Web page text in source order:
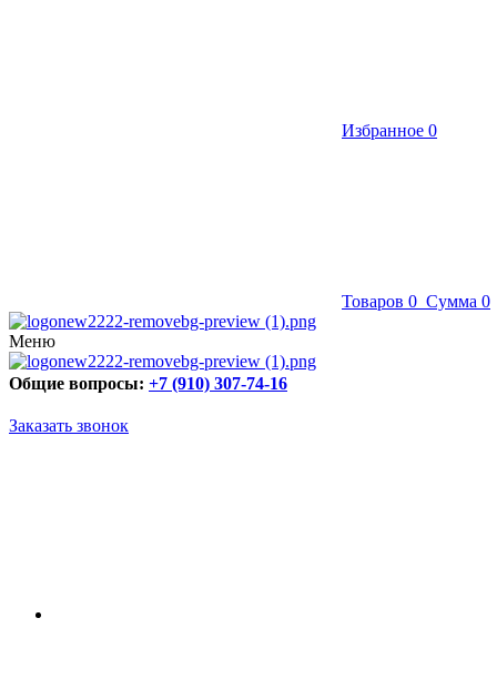
Избранное 0
Товаров 0 Сумма 0
Меню
Общие вопросы: +7 (910) 307-74-16
Заказать звонок